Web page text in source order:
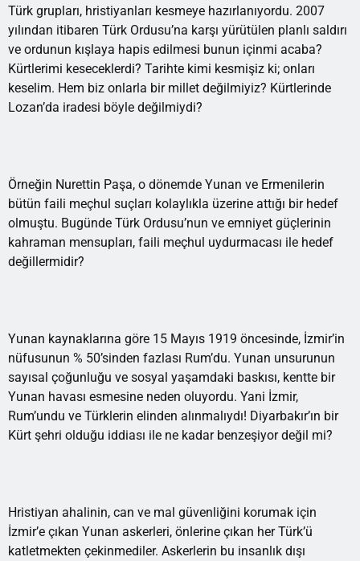
Türk grupları, hristiyanları kesmeye hazırlanıyordu. 2007
yılından itibaren Türk Ordusu’na karşı yürütülen planlı saldırı
ve ordunun kışlaya hapis edilmesi bunun içinmi acaba?
Kürtlerimi keseceklerdi? Tarihte kimi kesmişiz ki; onları
keselim. Hem biz onlarla bir millet değilmiyiz? Kürtlerinde
Lozan’da iradesi böyle değilmiydi?
Örneğin Nurettin Paşa, o dönemde Yunan ve Ermenilerin
bütün faili meçhul suçları kolaylıkla üzerine attığı bir hedef
olmuştu. Bugünde Türk Ordusu’nun ve emniyet güçlerinin
kahraman mensupları, faili meçhul uydurmacası ile hedef
değillermidir?
Yunan kaynaklarına göre 15 Mayıs 1919 öncesinde, İzmir’in
nüfusunun % 50’sinden fazlası Rum’du. Yunan unsurunun
sayısal çoğunluğu ve sosyal yaşamdaki baskısı, kentte bir
Yunan havası esmesine neden oluyordu. Yani İzmir,
Rum’undu ve Türklerin elinden alınmalıydı! Diyarbakır’ın bir
Kürt şehri olduğu iddiası ile ne kadar benzeşiyor değil mi?
Hristiyan ahalinin, can ve mal güvenliğini korumak için
İzmir’e çıkan Yunan askerleri, önlerine çıkan her Türk’ü
katletmekten çekinmediler. Askerlerin bu insanlık dışı